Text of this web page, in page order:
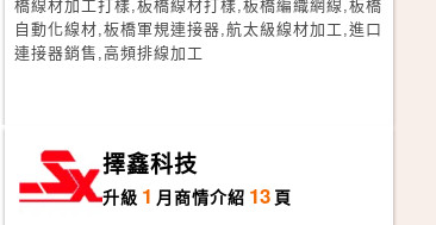
橋線材加工打樣,板橋線材打樣,板橋編織網線,板橋
自動化線材,板橋軍規連接器,航太級線材加工,進口
連接器銷售,高頻排線加工
擇鑫科技
升級 1 月商情介紹 13 頁